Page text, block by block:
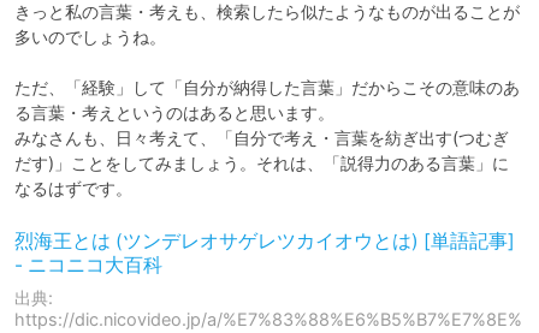
きっと私の言葉・考えも、検索したら似たようなものが出ることが
多いのでしょうね。
ただ、「経験」して「自分が納得した言葉」だからこその意味のあ
る言葉・考えというのはあると思います。
みなさんも、日々考えて、「自分で考え・言葉を紡ぎ出す(つむぎ
だす)」ことをしてみましょう。それは、「説得力のある言葉」に
なるはずです。
烈海王とは (ツンデレオサゲレツカイオウとは) [単語記事]
- ニコニコ大百科
出典:
https://dic.nicovideo.jp/a/%E7%83%88%E6%B5%B7%E7%8E%